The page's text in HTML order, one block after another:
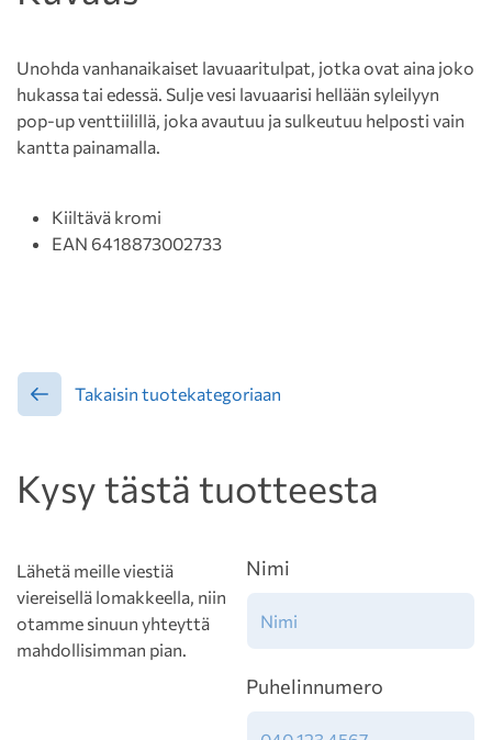
Unohda vanhanaikaiset lavuaaritulpat, jotka ovat aina joko
hukassa tai edessä. Sulje vesi lavuaarisi hellään syleilyyn
pop-up venttiilillä, joka avautuu ja sulkeutuu helposti vain
kantta painamalla.
Kiiltävä kromi
EAN 6418873002733
Takaisin tuotekategoriaan
Kysy tästä tuotteesta
Lähetä meille viestiä
viereisellä lomakkeella, niin
otamme sinuun yhteyttä
mahdollisimman pian.
Nimi
Puhelinnumero